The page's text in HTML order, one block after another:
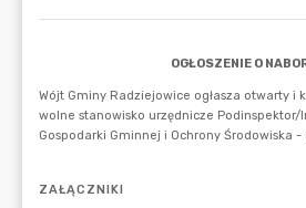
ZAŁĄCZNIKI